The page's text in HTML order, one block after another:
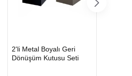
GÖNDERİ
2'li Metal Boyalı Geri
Dönüşüm Kutusu Seti